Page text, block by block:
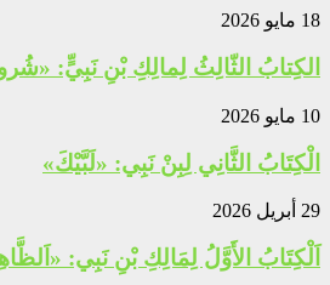
18 مايو 2026
الكِتابُ الثّالِثُ لِمالِكِ بْنِ نَبِيٍّ:
10 مايو 2026
الْكِتَابُ الثَّانِي لِبِنْ نَبِي: «لَبَّيْكَ»
29 أبريل 2026
اَلْكِتَابُ الأَوَّلُ لِمَالِكِ بْنِ نَبِي: